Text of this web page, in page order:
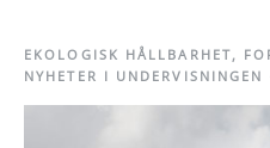
EKOLOGISK HÅLLBARHET,
NYHETER I UNDERVISNINGEN